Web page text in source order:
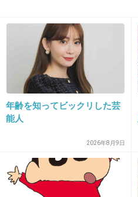
2014/11/07(金) 21:32:26
おもしろかったなぁぁ
ドラゴン桜、、、♫
31. 匿名 2014/11/07(金) 21:32:29
長澤まさみ、手の指も
年齢を知ってビックリした芸
能人
2026年8月9日